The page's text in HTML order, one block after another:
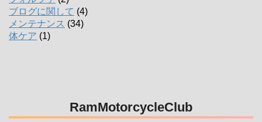
ブログに関して (4)
メンテナンス (34)
体ケア (1)
RamMotorcycleClub